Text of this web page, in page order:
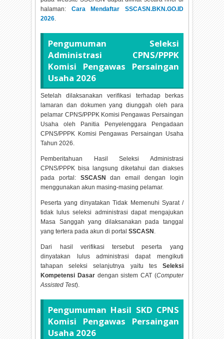
halaman: Cara Mendaftar SSCASN.BKN.GO.ID
2026.
Pengumuman Seleksi
Administrasi CPNS/PPPK
Komisi Pengawas Persaingan
Usaha 2026
Setelah dilaksanakan verifikasi terhadap berkas
lamaran dan dokumen yang diunggah oleh para
pelamar CPNS/PPPK Komisi Pengawas Persaingan
Usaha oleh Panitia Penyelenggara Pengadaan
CPNS/PPPK Komisi Pengawas Persaingan Usaha
Tahun2026.
Pemberitahuan Hasil Seleksi Administrasi
CPNS/PPPK bisa langsung diketahui dan diakses
pada portal: SSCASN
dan email dengan login
menggunakan akun masing-masing pelamar.
Peserta yang dinyatakan Tidak Memenuhi Syarat /
tidak lulus seleksi administrasi dapat mengajukan
Masa Sanggah yang dilaksanakan pada tanggal
yang tertera pada akun di portalSSCASN .
Dari hasil verifikasi tersebut peserta yang
dinyatakan lulus administrasi dapat mengikuti
tahapan seleksi selanjutnya yaitu tes Seleksi
Kompetensi Dasar dengan sistem CAT (Computer
Assisted Test).
Pengumuman Hasil SKD CPNS
Komisi Pengawas Persaingan
Usaha 2026